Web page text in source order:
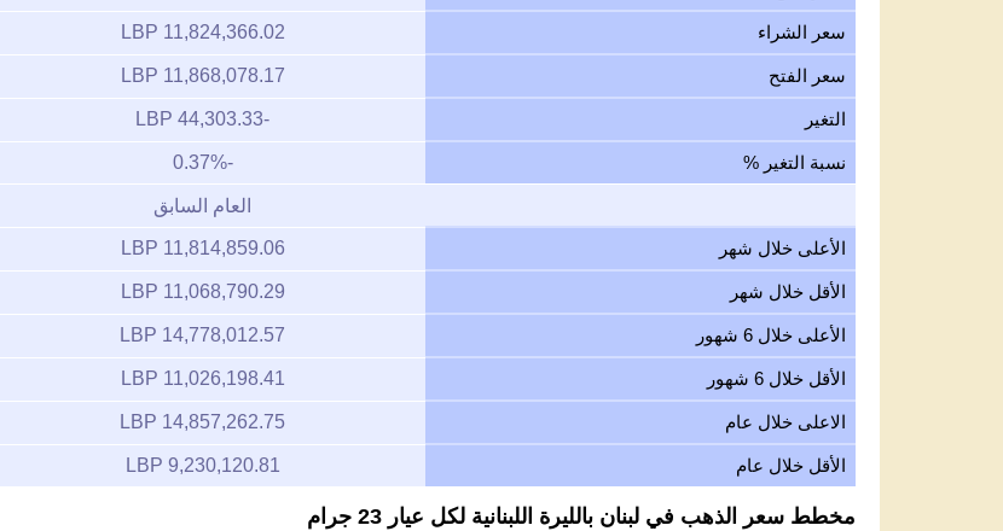
سعر الشراء 11,824,366.02 LBP
سعر الفتح 11,868,078.17 LBP
التغير -44,303.33 LBP
نسبة التغير % -0.37%
العام السابق
الأعلى خلال شهر 11,814,859.06 LBP
الأقل خلال شهر 11,068,790.29 LBP
الأعلى خلال 6 شهور 14,778,012.57 LBP
الأقل خلال 6 شهور 11,026,198.41 LBP
الاعلى خلال عام 14,857,262.75 LBP
الأقل خلال عام 9,230,120.81 LBP
مخطط سعر الذهب في لبنان بالليرة اللبنانية لكل عيار 23 جرام